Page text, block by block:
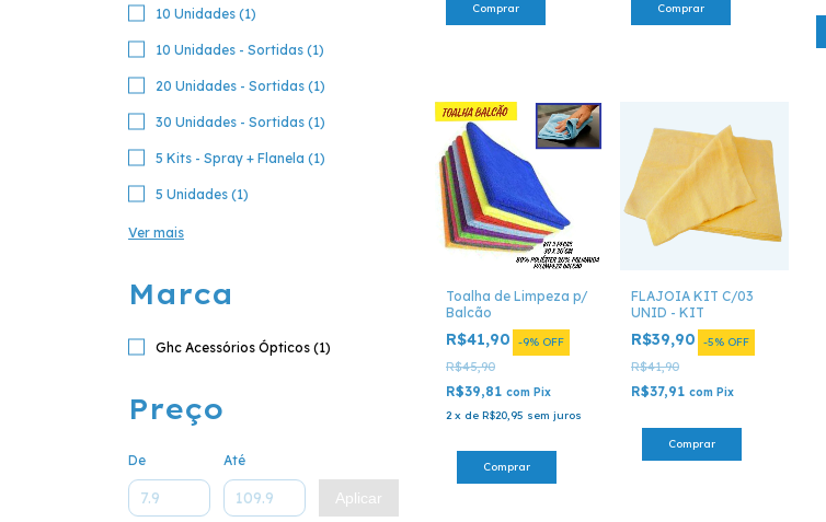
10 Unidades (1)
10 Unidades - Sortidas (1)
20 Unidades - Sortidas (1)
30 Unidades - Sortidas (1)
5 Kits - Spray + Flanela (1)
5 Unidades (1)
Ver mais
Marca
Ghc Acessórios Ópticos (1)
Preço
De Até
Aplicar
Comprar Comprar
Toalha de Limpeza p/
Balcão
R$41,90 -9% OFF
R$45,90
R$39,81 com Pix
2 x de R$20,95 sem juros
FLAJOIA KIT C/03
UNID - KIT
R$39,90 -5% OFF
R$41,90
R$37,91 com Pix